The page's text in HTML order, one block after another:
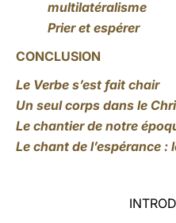
multilatéralisme
Prier et espérer
CONCLUSION
Le Verbe s’est fait chair
Un seul corps dans le
Le chantier de notre
Le chant de l’espérance :